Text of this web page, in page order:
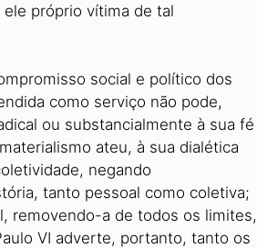
próprio vítima de tal
social e político dos
como serviço não pode,
ou substancialmente à sua fé
ateu, à sua dialética
negando
tanto pessoal como coletiva;
removendo-a de todos os limites,
VI adverte, portanto, tanto os